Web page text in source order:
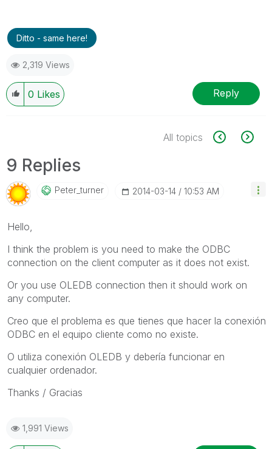
Ditto - same here!
2,319 Views
0 Likes Reply
All topics
9 Replies
Peter_turner ‎2014-03-14 10:53 AM
Hello,
I think the problem is you need to make the ODBC
connection on the client computer as it does not exist.
Or you use OLEDB connection then it should work on
any computer.
Creo que el problema es que tienes que hacer la conexión
ODBC en el equipo cliente como no existe.
O utiliza conexión OLEDB y debería funcionar en
cualquier ordenador.
Thanks / Gracias
1,991 Views